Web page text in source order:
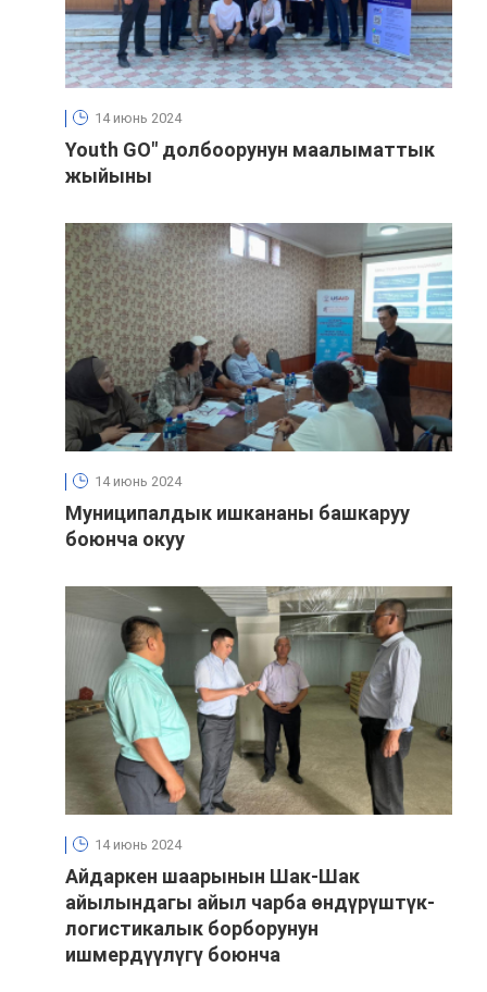
14 июнь 2024
Youth GO" долбоорунун маалыматтык
жыйыны
14 июнь 2024
Муниципалдык ишкананы башкаруу
боюнча окуу
14 июнь 2024
Айдаркен шаарынын Шак-Шак
айылындагы айыл чарба өндүрүштүк-
логистикалык борборунун
ишмердүүлүгү боюнча